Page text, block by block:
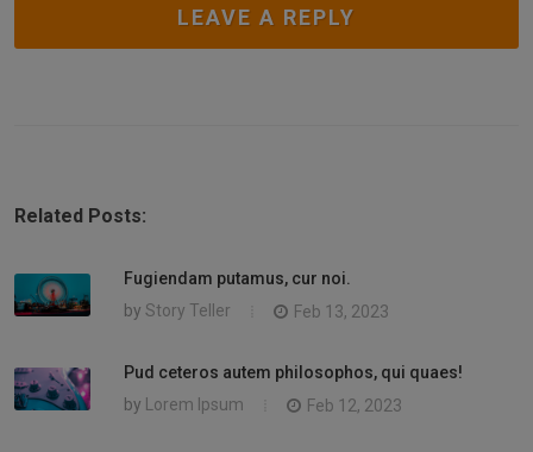
LEAVE A REPLY
Related Posts:
Fugiendam putamus, cur noi.
by Story Teller Feb 13, 2023
Pud ceteros autem philosophos, qui quaes!
by
Lorem Ipsum Feb 12, 2023